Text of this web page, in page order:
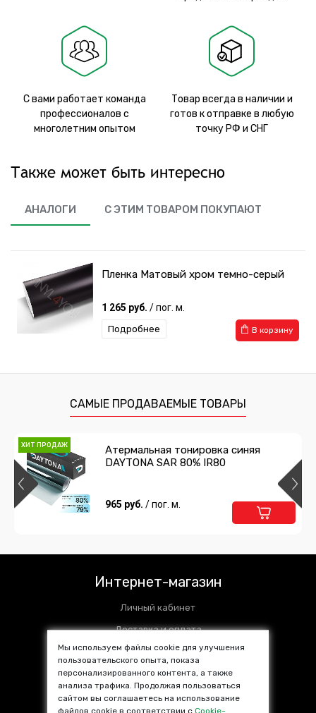
С вами работает команда
профессионалов с
многолетним опытом
Товар всегда в наличии и
готов к отправке в любую
точку РФ и СНГ
Также может быть интересно
АНАЛОГИ С ЭТИМ ТОВАРОМ ПОКУПАЮТ
Пленка Матовый хром темно-серый
1 265 руб. / пог. м.
В корзину
Подробнее
САМЫЕ ПРОДАВАЕМЫЕ ТОВАРЫ
ХИТ ПРОДАЖ
Атермальная тонировка синяя
DAYTONA SAR 80% IR80
965 руб. / пог. м.
Интернет-магазин
Личный кабинет
Доставка и оплата
Установочные центры
Контакты
SALE %
Мы используем файлы cookie для улучшения
пользовательского опыта, показа
персонализированного контента, а также
анализа трафика. Продолжая пользоваться
сайтом вы соглашаетесь на использование
файлов cookie в соответствии сCookie-